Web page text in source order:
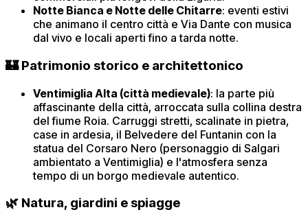
Notte Bianca e Notte delle Chitarre: eventi estivi
che animano il centro città e Via Dante con musica
dal vivo e locali aperti fino a tarda notte.
🏰 Patrimonio storico e architettonico
Ventimiglia Alta (città medievale): la parte più
affascinante della città, arroccata sulla collina destra
del fiume Roia. Carruggi stretti, scalinate in pietra,
case in ardesia, il Belvedere del Funtanin con la
statua del Corsaro Nero (personaggio di Salgari
ambientato a Ventimiglia) e l'atmosfera senza
tempo di un borgo medievale autentico.
🌿 Natura, giardini e spiagge